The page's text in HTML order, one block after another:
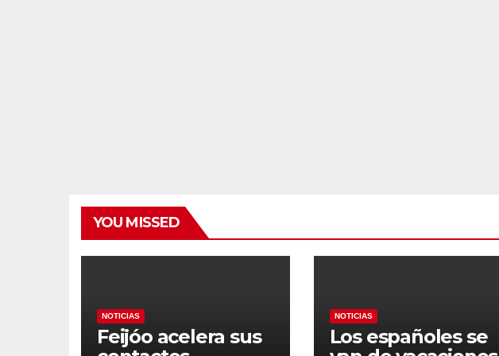
YOU MISSED
NOTICIAS
Feijóo acelera sus
NOTICIAS
Los españoles se